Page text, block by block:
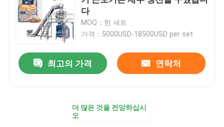
분말 충전 기계
스낵 곤포기
미리 만들어진 파우치 포장 기계
다
MOQ：한 세트
가격：5000USD-18500USD per set
최고의 가격 연락처
더 많은 것을 전망하십시
오